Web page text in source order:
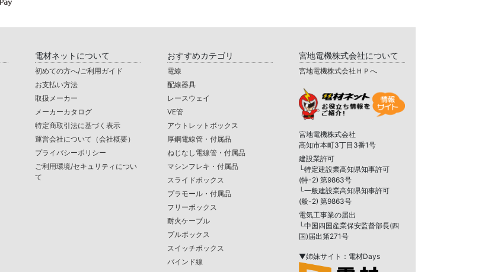
電材ネットについて
初めての方へ/ご利用ガイド
お支払い方法
取扱メーカー
メーカーカタログ
特定商取引法に基づく表示
運営会社について（会社概要）
プライバシーポリシー
ご利用環境/セキュリティについ
て
おすすめカテゴリ
電線
配線器具
レースウェイ
VE管
アウトレットボックス
厚鋼電線管・付属品
ねじなし電線管・付属品
マシンフレキ・付属品
スライドボックス
プラモール・付属品
フリーボックス
耐火ケーブル
プルボックス
スイッチボックス
バインド線
宮地電機株式会社について
宮地電機株式会社ＨＰへ
宮地電機株式会社
高知市本町3丁目3番1号
建設業許可
└特定建設業高知県知事許可
(特-2) 第9863号
└一般建設業高知県知事許可
(般-2) 第9863号
電気工事業の届出
└中国四国産業保安監督部長(四
国)届出第271号
▼姉妹サイト：電材Days